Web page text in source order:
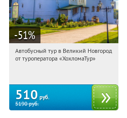
-51%
13:39:39 Купили:2
Автобусный тур в Великий Новгород
от туроператора «ХохломаТур»
510 руб.
5190руб.